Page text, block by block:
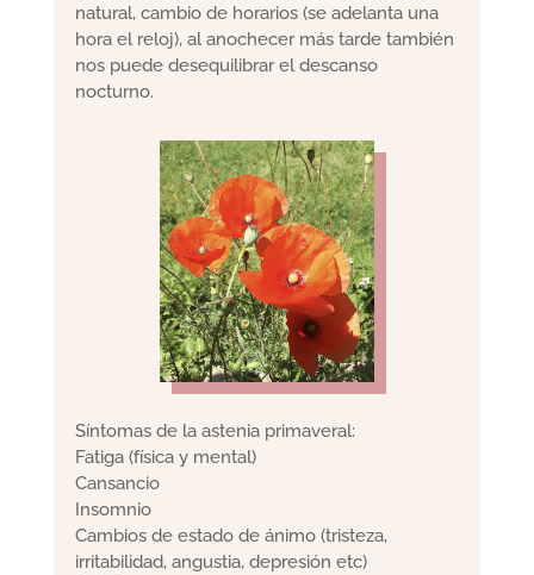
natural, cambio de horarios (se adelanta una
hora el reloj), al anochecer más tarde también
nos puede desequilibrar el descanso
nocturno.
Síntomas de la astenia primaveral:
Fatiga (física y mental)
Cansancio
Insomnio
Cambios de estado de ánimo (tristeza,
irritabilidad, angustia, depresión etc)